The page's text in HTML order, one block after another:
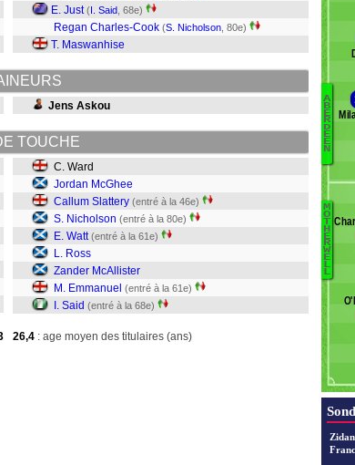
E. Just (I. Said , 68e)
Regan Charles-Cook (S. Nicholson , 80e)
T. Maswanhise
Jens Askou
TOUCHE
C. Ward
Jordan McGhee
Callum Slattery (entré à la 46e)
S. Nicholson (entré à la 80e)
E. Watt (entré à la 61e)
L. Ross
Zander McAllister
M. Emmanuel (entré à la 61e)
I. Said (entré à la 68e)
26,4 : age moyen des titulaires (ans)
A
B
E
R
D
E
E
N
M
O
T
H
E
R
W
E
L
L